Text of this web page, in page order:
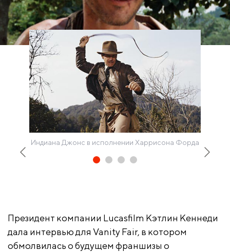
Индиана Джонс в исполнении Харрисона Форда
Президент компании Lucasfilm Кэтлин Кеннеди
дала интервью для Vanity Fair, в котором
обмолвилась о будущем франшизы о